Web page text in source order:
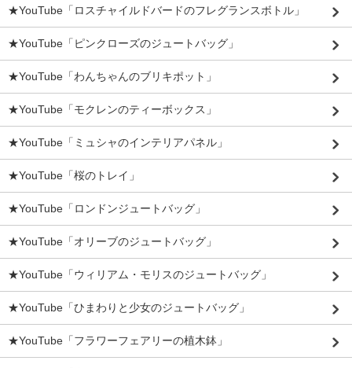
★YouTube「ロスチャイルドバードのフレグランスボトル」
★YouTube「ピンクローズのジュートバッグ」
★YouTube「わんちゃんのブリキポット」
★YouTube「モクレンのティーボックス」
★YouTube「ミュシャのインテリアパネル」
★YouTube「桜のトレイ」
★YouTube「ロンドンジュートバッグ」
★YouTube「オリーブのジュートバッグ」
★YouTube「ウィリアム・モリスのジュートバッグ」
★YouTube「ひまわりと少女のジュートバッグ」
★YouTube「フラワーフェアリーの植木鉢」